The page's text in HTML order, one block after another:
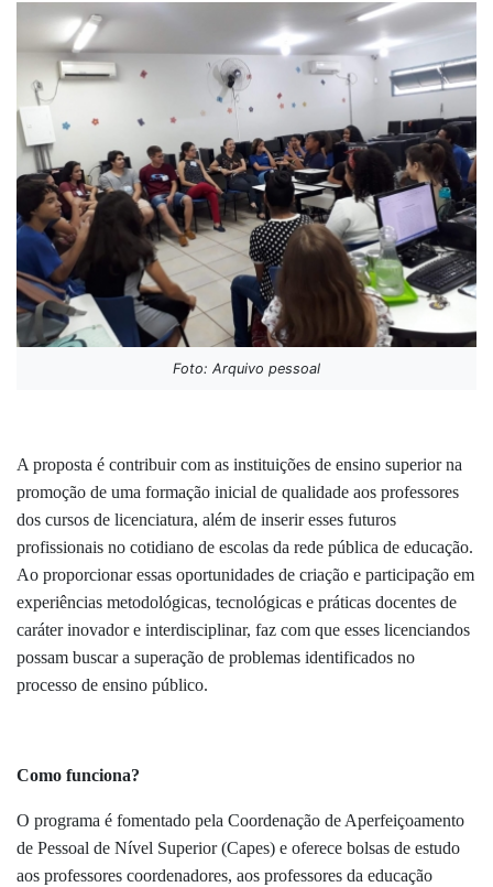
Foto: Arquivo pessoal
A proposta é contribuir com as instituições de ensino superior na
promoção de uma formação inicial de qualidade aos professores
dos cursos de licenciatura, além de inserir esses futuros
profissionais no cotidiano de escolas da rede pública de educação.
Ao proporcionar essas oportunidades de criação e participação em
experiências metodológicas, tecnológicas e práticas docentes de
caráter inovador e interdisciplinar, faz com que esses licenciandos
possam buscar a superação de problemas identificados no
processo de ensino público.
Como funciona?
O programa é fomentado pela Coordenação de Aperfeiçoamento
de Pessoal de Nível Superior (Capes) e oferece bolsas de estudo
aos professores coordenadores, aos professores da educação